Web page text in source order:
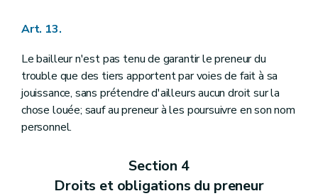
Art. 13.
Le bailleur n'est pas tenu de garantir le preneur du
trouble que des tiers apportent par voies de fait à sa
jouissance, sans prétendre d'ailleurs aucun droit sur la
chose louée; sauf au preneur à les poursuivre en son nom
personnel.
Section 4
Droits et obligations du preneur